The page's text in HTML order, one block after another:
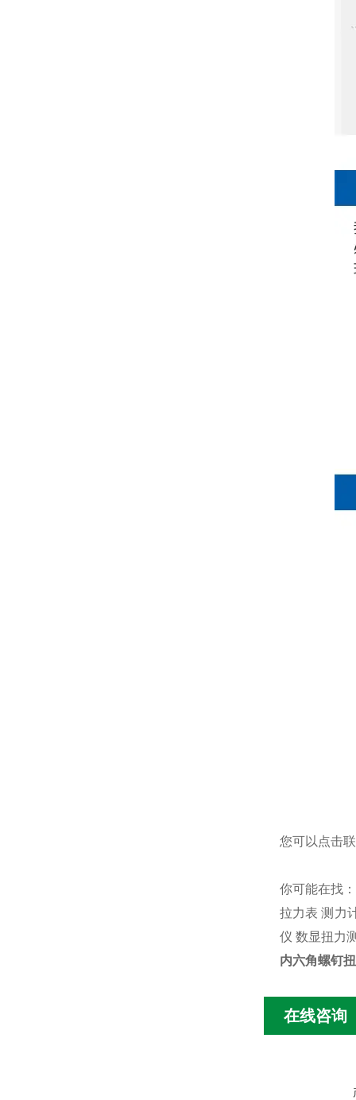
您可以点击
你可能在找：
拉力表 测力
仪 数显扭力
内六角螺钉
在线咨询